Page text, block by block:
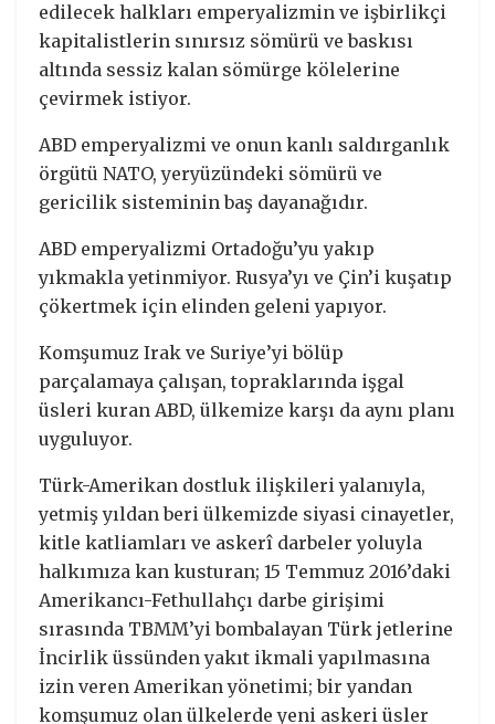
edilecek halkları emperyalizmin ve işbirlikçi
kapitalistlerin sınırsız sömürü ve baskısı
altında sessiz kalan sömürge kölelerine
çevirmek istiyor.
ABD emperyalizmi ve onun kanlı saldırganlık
örgütü NATO, yeryüzündeki sömürü ve
gericilik sisteminin baş dayanağıdır.
ABD emperyalizmi Ortadoğu’yu yakıp
yıkmakla yetinmiyor. Rusya’yı ve Çin’i kuşatıp
çökertmek için elinden geleni yapıyor.
Komşumuz Irak ve Suriye’yi bölüp
parçalamaya çalışan, topraklarında işgal
üsleri kuran ABD, ülkemize karşı da aynı planı
uyguluyor.
Türk-Amerikan dostluk ilişkileri yalanıyla,
yetmiş yıldan beri ülkemizde siyasi cinayetler,
kitle katliamları ve askerî darbeler yoluyla
halkımıza kan kusturan; 15 Temmuz 2016’daki
Amerikancı-Fethullahçı darbe girişimi
sırasında TBMM’yi bombalayan Türk jetlerine
İncirlik üssünden yakıt ikmali yapılmasına
izin veren Amerikan yönetimi; bir yandan
komşumuz olan ülkelerde yeni askeri üsler